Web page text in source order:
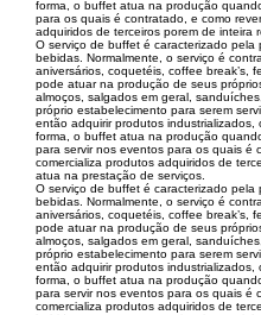
forma, o buffet atua na produção
para os quais é contratado, e como
adquiridos de terceiros porem de inteira
O serviço de buffet é caracterizado pela
bebidas. Normalmente, o serviço é
aniversários, coquetéis, coffee break’s,
pode atuar na produção de seus
almoços, salgados em geral,
próprio estabelecimento para serem
então adquirir produtos
forma, o buffet atua na produção
para servir nos eventos para os quais é
comercializa produtos adquiridos de
atua na prestação de serviços.
O serviço de buffet é caracterizado pela
bebidas. Normalmente, o serviço é
aniversários, coquetéis, coffee break’s,
pode atuar na produção de seus
almoços, salgados em geral,
próprio estabelecimento para serem
então adquirir produtos
forma, o buffet atua na produção
para servir nos eventos para os quais é
comercializa produtos adquiridos de